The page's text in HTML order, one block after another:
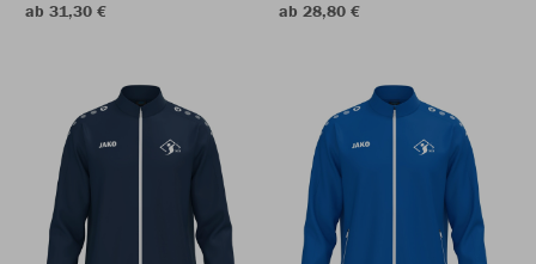
ab 31,30 €
ab 28,80 €